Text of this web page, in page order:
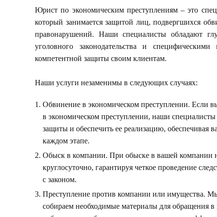
Юрист по экономическим преступлениям – это
который занимается защитой лиц, подвергшихся
правонарушений. Наши специалисты обладают
уголовного законодательства и
компетентной защиты своим клиентам.
Наши услуги незаменимы в следующих случаях:
Обвинение в экономическом преступлении. Если
в экономическом преступлении, наши специалисты
защиты и обеспечить ее реализацию, обеспечивая
каждом этапе.
Обыск в компании. При обыске в вашей
круглосуточно, гарантируя четкое проведение
с законом.
Преступление против компании или имущества.
собираем необходимые материалы для обращения